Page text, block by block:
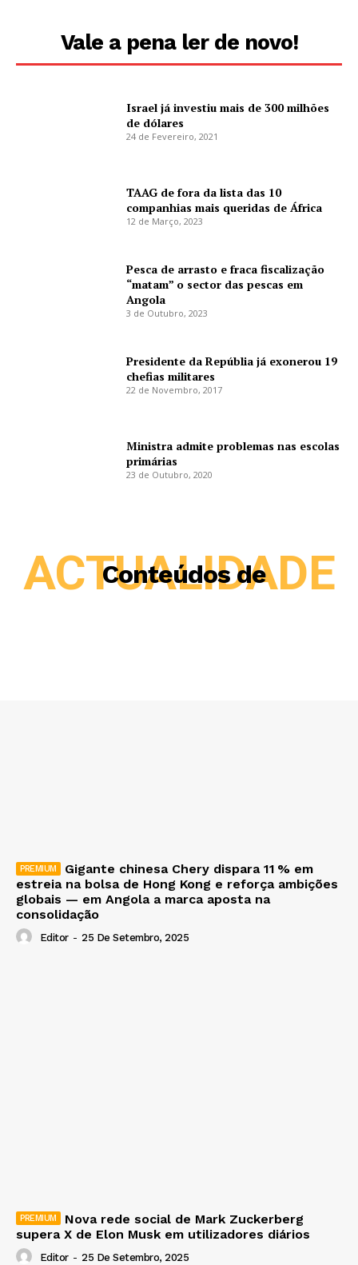
Vale a pena ler de novo!
Israel já investiu mais de 300 milhões
de dólares
24 de Fevereiro, 2021
TAAG de fora da lista das 10
companhias mais queridas de África
12 de Março, 2023
Pesca de arrasto e fraca fiscalização
“matam” o sector das pescas em
Angola
3 de Outubro, 2023
Presidente da Repúblia já exonerou 19
chefias militares
22 de Novembro, 2017
Ministra admite problemas nas escolas
primárias
23 de Outubro, 2020
Conteúdos de
ACTUALIDADE
Gigante chinesa Chery dispara 11 % em
estreia na bolsa de Hong Kong e reforça ambições
globais — em Angola a marca aposta na
consolidação
Editor - 25 De Setembro, 2025
Nova rede social de Mark Zuckerberg
supera X de Elon Musk em utilizadores diários
Editor - 25 De Setembro, 2025